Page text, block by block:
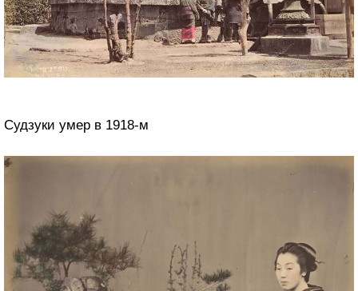
Судзуки умер в 1918-м